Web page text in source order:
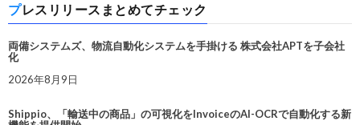
プレスリリースまとめてチェック
両備システムズ、物流自動化システムを手掛ける 株式会社APTを子会社
化
2026年8月9日
Shippio、「輸送中の商品」の可視化をInvoiceのAI-OCRで自動化する新